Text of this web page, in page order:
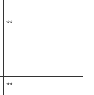
**
**